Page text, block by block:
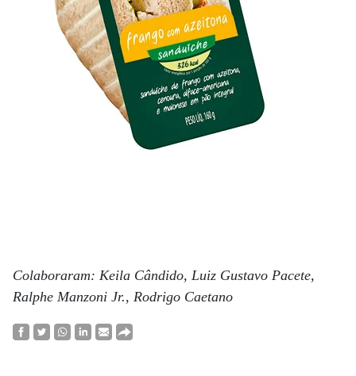
Colaboraram: Keila Cândido, Luiz Gustavo Pacete,
Ralphe Manzoni Jr., Rodrigo Caetano